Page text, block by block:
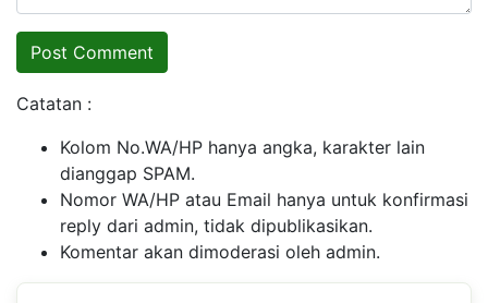
Catatan :
Kolom No.WA/HP hanya angka, karakter lain
dianggap SPAM.
Nomor WA/HP atau Email hanya untuk konfirmasi
reply dari admin, tidak dipublikasikan.
Komentar akan dimoderasi oleh admin.